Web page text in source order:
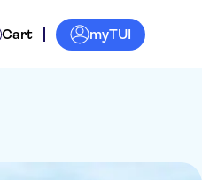
Cart myTUI